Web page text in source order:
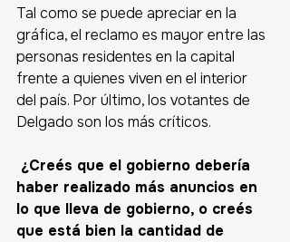
Tal como se puede apreciar en la
gráfica, el reclamo es mayor entre las
personas residentes en la capital
frente a quienes viven en el interior
del país. Por último, los votantes de
Delgado son los más críticos.
¿Creés que el gobierno debería
haber realizado más anuncios en
lo que lleva de gobierno, o creés
que está bien la cantidad de